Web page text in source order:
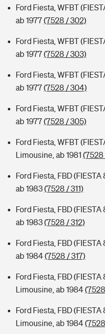
Ford Fiesta, WFBT
ab 1977(7528 / 302)
Ford Fiesta, WFBT
ab 1977(7528 / 303)
Ford Fiesta, WFBT
ab 1977(7528 / 304)
Ford Fiesta, WFBT
ab 1977(7528 / 305)
Ford Fiesta, WFBT
Limousine, ab 1981 (7528
Ford Fiesta, FBD
ab 1983(7528 / 311)
Ford Fiesta, FBD
ab 1983(7528 / 312)
Ford Fiesta, FBD
ab 1984(7528 / 317)
Ford Fiesta, FBD
Limousine, ab 1984
Ford Fiesta, FBD (FIESTA
Limousine, ab 1984